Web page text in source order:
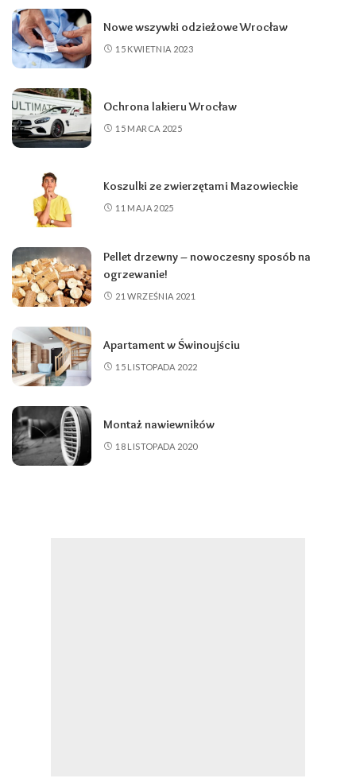
Nowe wszywki odzieżowe Wrocław
15 KWIETNIA 2023
Ochrona lakieru Wrocław
15 MARCA 2025
Koszulki ze zwierzętami Mazowieckie
11 MAJA 2025
Pellet drzewny – nowoczesny sposób na
ogrzewanie!
21 WRZEŚNIA 2021
Apartament w Świnoujściu
15 LISTOPADA 2022
Montaż nawiewników
18 LISTOPADA 2020